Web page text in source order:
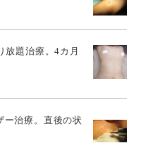
放題治療。4カ月
ー治療。直後の状